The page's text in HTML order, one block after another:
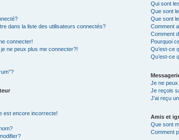
dans la liste des utilisateurs connectés?
connecter!
ne peux plus me connecter?!
est encore incorrecte!
Qui sont
Que sont
Que sont
Comment
Comment
Pourquoi
Qu’est-ce
Qu’est-ce
Je ne
Je reçois
J’ai reçu
Amis et
Que sont
Comment